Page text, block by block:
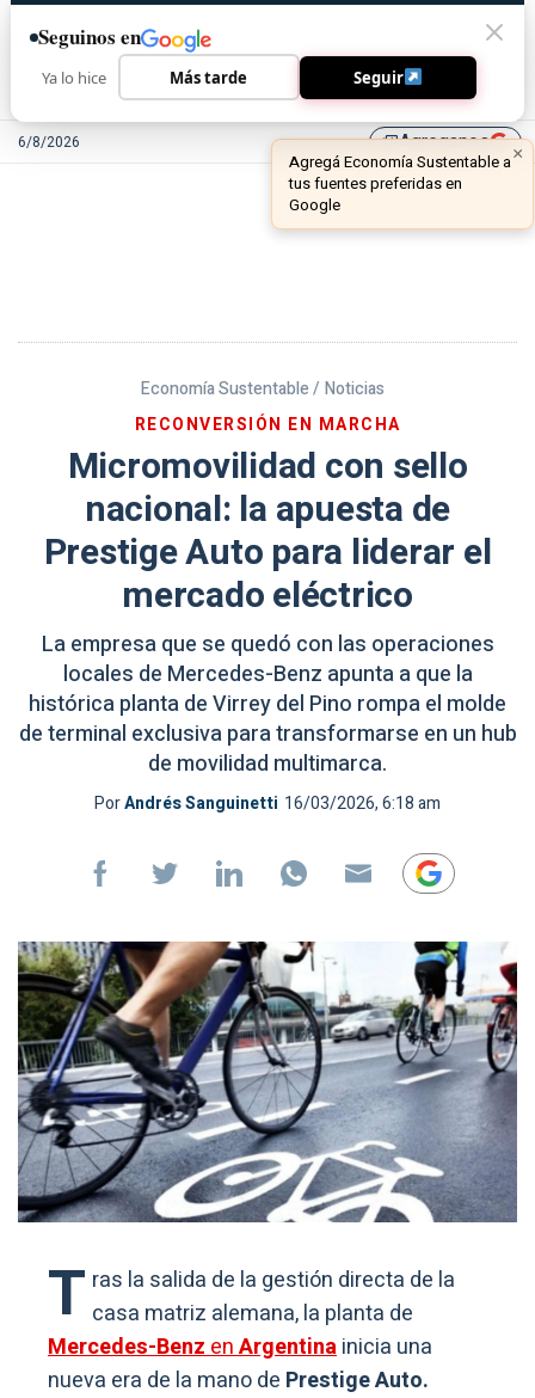
6/8/2026 library_addAgreganos
Economía Sustentable / Noticias
RECONVERSIÓN EN MARCHA
Micromovilidad con sello
nacional: la apuesta de
Prestige Auto para liderar el
mercado eléctrico
La empresa que se quedó con las operaciones
locales de Mercedes-Benz apunta a que la
histórica planta de Virrey del Pino rompa el molde
de terminal exclusiva para transformarse en un hub
de movilidad multimarca.
PorAndrés Sanguinetti 16/03/2026, 6:18 am
T ras la salida de la gestión directa de la
casa matriz alemana, la planta de
Mercedes-BenzenArgentinainicia una
nueva era de la mano de Prestige Auto.
Seguinos en
Ya lo hice Más tarde Seguir